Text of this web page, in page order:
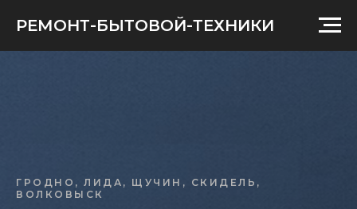
РЕМОНТ-БЫТОВОЙ-ТЕХНИКИ
ГРОДНО, ЛИДА, ЩУЧИН, СКИДЕЛЬ,
ВОЛКОВЫСК